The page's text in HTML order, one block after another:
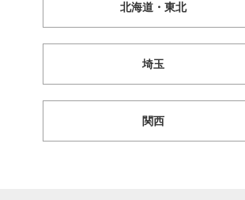
北海道・東北
埼玉
関西